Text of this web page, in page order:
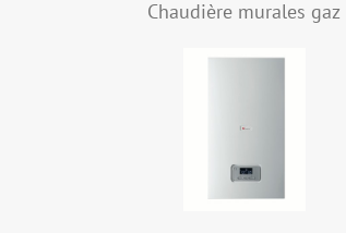
Chaudière murales gaz